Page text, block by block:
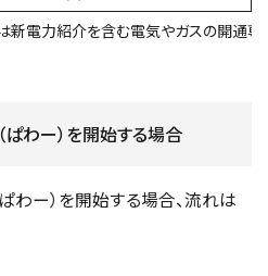
電力紹介を含む電気やガスの開通専
ぱわー）を開始する場合
わー）を開始する場合、流れは